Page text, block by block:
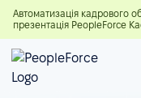
Автоматизація кадрового
презентація PeopleForce